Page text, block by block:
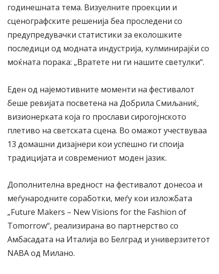
годинешната тема. Визуелните проекции и
сценографските решенија беа проследени со
предупредувачки статистики за еколошките
последици од модната индустрија, кулминирајќи со
моќната порака: „Вратете ни ги нашите светулки“.
Еден од најемотивните моменти на фестивалот
беше ревијата посветена на Добрила Смиљаниќ,
визионерката која го прослави сирогојнското
плетиво на светската сцена. Во омажот учествуваа
13 домашни дизајнери кои успешно ги споија
традицијата и современиот моден јазик.
Дополнителна вредност на фестивалот донесоа и
меѓународните соработки, меѓу кои изложбата
„Future Makers – New Visions for the Fashion of
Tomorrow“, реализирана во партнерство со
Амбасадата на Италија во Белград и универзитетот
NABA од Милано.